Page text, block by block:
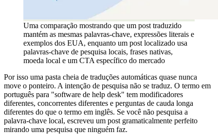
Uma comparação mostrando que um post traduzido
mantém as mesmas palavras-chave, expressões literais e
exemplos dos EUA, enquanto um post localizado usa
palavras-chave de pesquisa locais, frases nativas,
moeda local e um CTA específico do mercado
Por isso uma pasta cheia de traduções automáticas quase nunca
move o ponteiro. A intenção de pesquisa não se traduz. O termo em
português para "software de help desk" tem modificadores
diferentes, concorrentes diferentes e perguntas de cauda longa
diferentes do que o termo em inglês. Se você não pesquisa a
palavra-chave local, escreveu um post gramaticalmente perfeito
mirando uma pesquisa que ninguém faz.